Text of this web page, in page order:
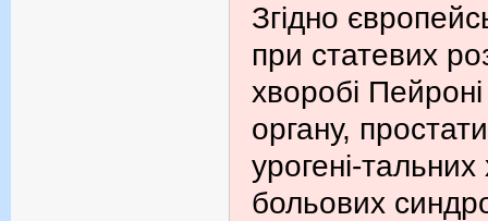
Згідно
при статевих
хворобі
органу,
урогені-
больових